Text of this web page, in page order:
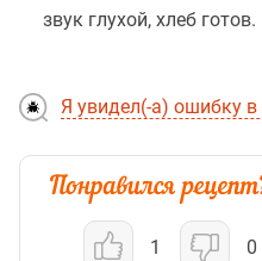
звук глухой, хлеб готов.
Я увидел(-а) ошибку в
1 0